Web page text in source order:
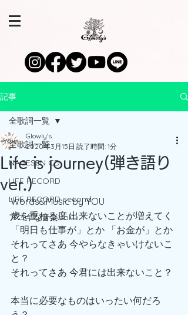
記事
全歌詞一覧
NAGESEN CD
LIFE RECORD
LIFE RECORD second
アコギな音楽Vol.1
全歌詞一覧
Life is journey(弾き語り
ver.)
Glowly's
2020年3月15日 読了時間: 1分
Words&Music by YOU
歳を重ねる度 出来ないことが増えてく
「明日も仕事が」とか 「お金が」とか
それってさあ 今やらなきゃいけないこ
と？
それってさあ 今君には出来ないこと？
本当に必要なものはいったい何だろ